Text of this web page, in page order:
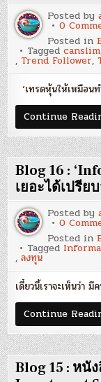
Posted by
0
Posted in
Taggedcanslim
, Trend Follower,
‘เทรดหุ้นให้เหมือน
Continue
Blog 16 :
เยอะได้เปรีย
Posted by
0
Posted in
Tagged
,ลงทุน
เดี๋ยวนี้เราจะเห็นว่า
Continue
Blog 15 : หนั